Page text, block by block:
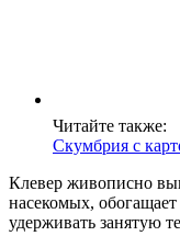
Читайте также:
Скумбрия с
Клевер живописно
насекомых,
удерживать занятую